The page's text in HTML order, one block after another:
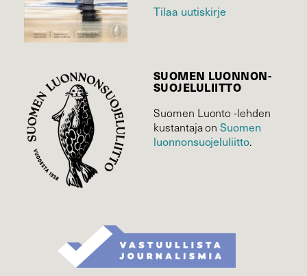
Tilaa uutiskirje
SUOMEN LUONNON­
SUOJELU­LIITTO
Suomen Luonto -lehden
kustantaja onSuomen
luonnonsuojelu­liitto.